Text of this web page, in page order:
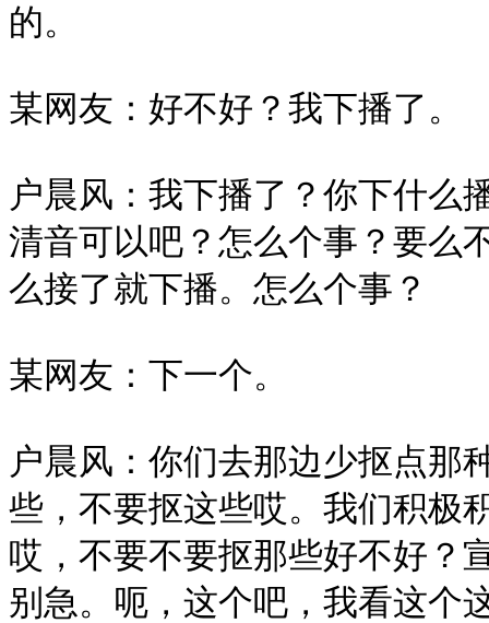
的。
某网友：好不好？我下播了。
户晨风：我下播了？你下什么
清音可以吧？怎么个事？要么
么接了就下播。怎么个事？
某网友：下一个。
户晨风：你们去那边少抠点那
些，不要抠这些哎。我们积极
哎，不要不要抠那些好不好？
别急。呃，这个吧，我看这个